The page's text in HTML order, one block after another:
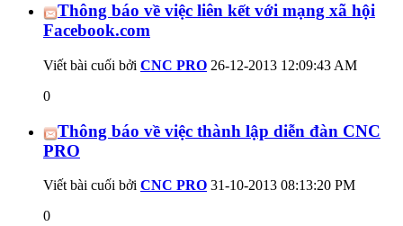
Thông báo về việc liên kết với mạng xã hội
Facebook.com
Viết bài cuối bởi CNC PRO 26-12-2013 12:09:43 AM
0
Thông báo về việc thành lập diễn đàn CNC
PRO
Viết bài cuối bởi CNC PRO 31-10-2013 08:13:20 PM
0